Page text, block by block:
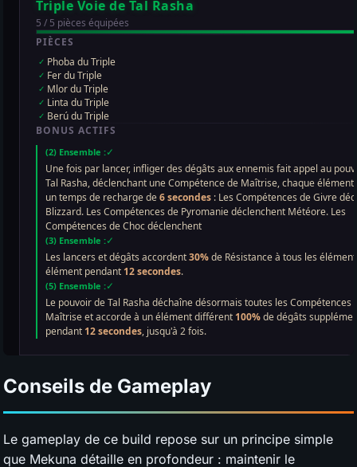
Conseils de Gameplay
Le gameplay de ce build repose sur un principe simple
que Mekuna détaille en profondeur : maintenir le